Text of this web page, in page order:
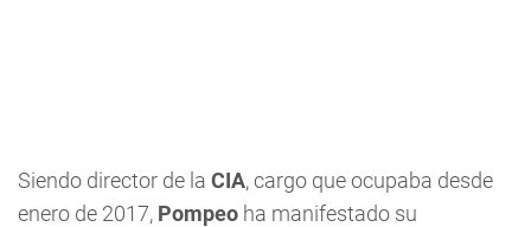
Siendo director de la CIA, cargo que ocupaba desde
enero de 2017, Pompeo ha manifestado su